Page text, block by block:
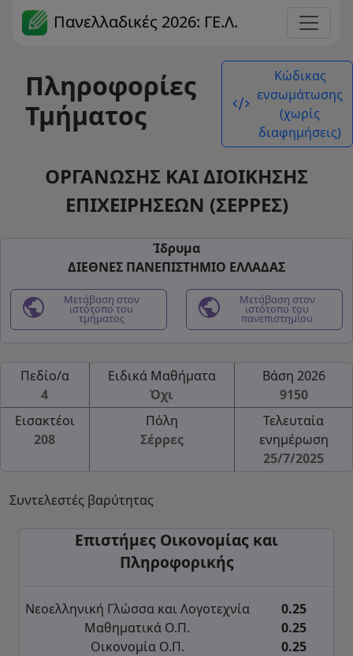
Πανελλαδικές 2026: ΓΕ.Λ.
Πληροφορίες
Τμήματος
code_xml
Κώδικας
ενσωμάτωσης
(χωρίς
διαφημήσεις)
ΟΡΓΑΝΩΣΗΣ ΚΑΙ ΔΙΟΙΚΗΣΗΣ
ΕΠΙΧΕΙΡΗΣΕΩΝ (ΣΕΡΡΕΣ)
Ίδρυμα
ΔΙΕΘΝΕΣ ΠΑΝΕΠΙΣΤΗΜΙΟ ΕΛΛΑΔΑΣ
public Μετάβαση στον
ιστότοπο του
τμήματος public Μετάβαση στον
ιστότοπο του
πανεπιστημίου
Πεδίο/α
4
Ειδικά Μαθήματα
Όχι
Βάση 2026
9150
Εισακτέοι
208
Πόλη
Σέρρες
Τελευταία
ενημέρωση
25/7/2025
Συντελεστές βαρύτητας
Επιστήμες Οικονομίας και
Πληροφορικής
Νεοελληνική Γλώσσα και Λογοτεχνία
0.25
Μαθηματικά Ο.Π.
0.25
Οικονομία Ο.Π.
0.25